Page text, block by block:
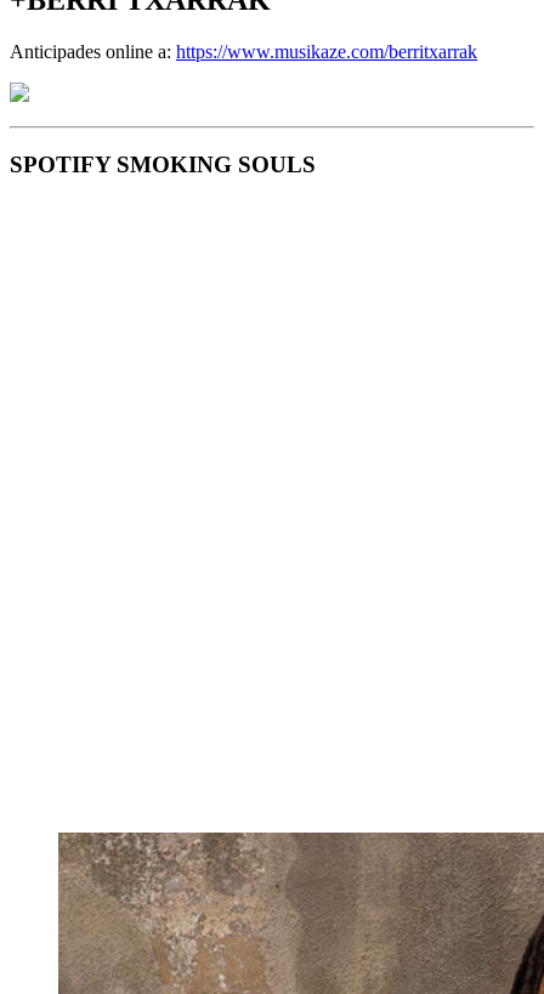
Anticipades online a: https://www.musikaze.com/berritxarrak
SPOTIFY SMOKING SOULS